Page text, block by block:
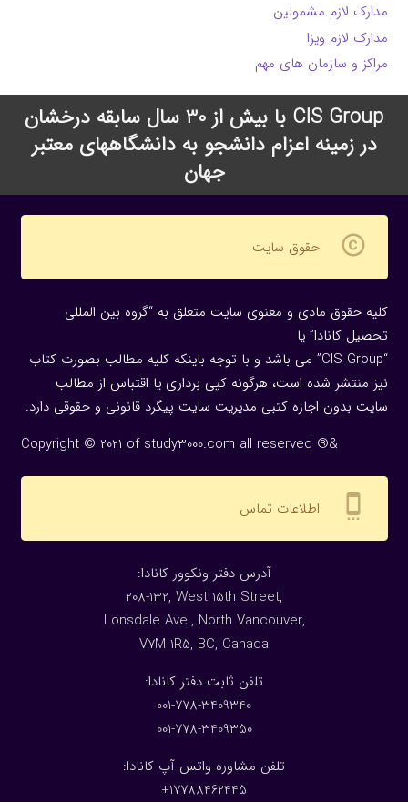
مدارک لازم مشمولین
مدارک لازم ویزا
مراکز و سازمان های مهم
CIS Group با بیش از 30 سال سابقه درخشان
در زمینه اعزام دانشجو به دانشگاههای معتبر
جهان
copyright حقوق سایت
کلیه حقوق مادی و معنوی سایت متعلق به “گروه بین المللی
تحصیل کانادا” یا
“CIS Group” می باشد و با توجه باینکه کلیه مطالب بصورت کتاب
نیز منتشر شده است، هرگونه كپی برداری یا اقتباس از مطالب
سایت بدون اجازه كتبی مدیریت سایت پیگرد قانونی و حقوقی دارد.
Copyright © 2021 of study3000.com all reserved ®&
settings_cell اطلاعات تماس
:آدرس دفتر ونکوور کانادا
208-132, West 15th Street,
Lonsdale Ave., North Vancouver,
V7M 1R5, BC, Canada
:تلفن ثابت دفتر کانادا
001-778-3409340
001-778-3409350
تلفن مشاوره واتس آپ کانادا:
17788462445+